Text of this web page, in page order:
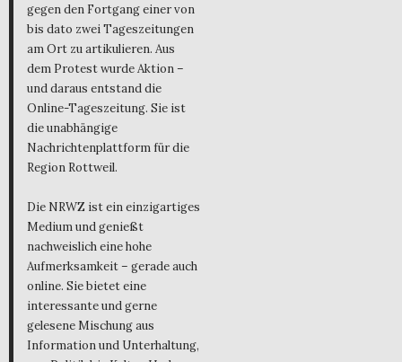
gegen den Fortgang einer von
bis dato zwei Tageszeitungen
am Ort zu artikulieren. Aus
dem Protest wurde Aktion –
und daraus entstand die
Online-Tageszeitung. Sie ist
die unabhängige
Nachrichtenplattform für die
Region Rottweil.
Die NRWZ ist ein einzigartiges
Medium und genießt
nachweislich eine hohe
Aufmerksamkeit – gerade auch
online. Sie bietet eine
interessante und gerne
gelesene Mischung aus
Information und Unterhaltung,